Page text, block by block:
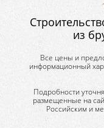
из
Все цены и
информационный
Подробности
размещенные на
Российским и